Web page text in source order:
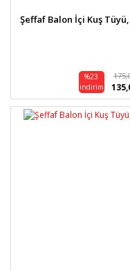
Şeffaf Balon İçi Kuş Tüyü,
%23
indirim